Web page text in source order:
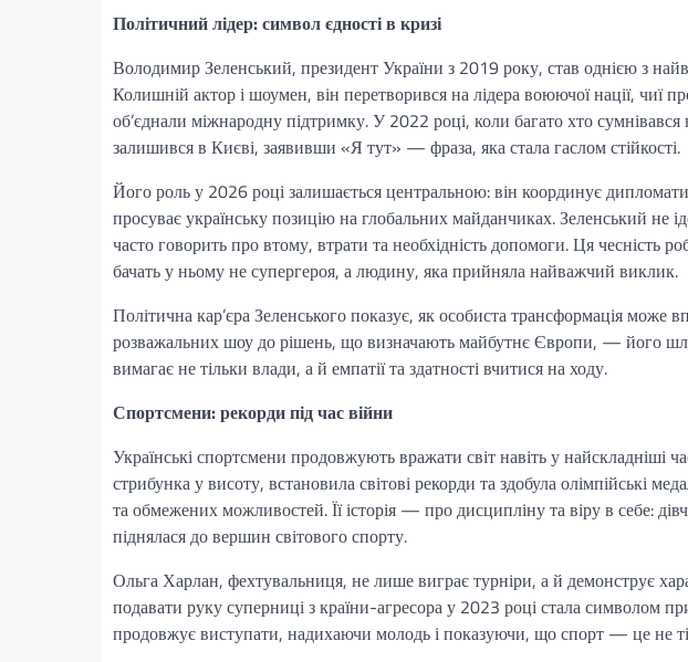
Політичний лідер: символ єдності в кризі
Володимир Зеленський, президент України з 2019 року, став однією з
Колишній актор і шоумен, він перетворився на лідера воюючої нації,
об’єднали міжнародну підтримку. У 2022 році, коли багато хто сумнівався
залишився в Києві, заявивши «Я тут» — фраза, яка стала гаслом стійкості.
Його роль у 2026 році залишається центральною: він координує
просуває українську позицію на глобальних майданчиках. Зеленський не
часто говорить про втому, втрати та необхідність допомоги. Ця чесність
бачать у ньому не супергероя, а людину, яка прийняла найважчий виклик.
Політична кар’єра Зеленського показує, як особиста трансформація може
розважальних шоу до рішень, що визначають майбутнє Європи, — його
вимагає не тільки влади, а й емпатії та здатності вчитися на ходу.
Спортсмени: рекорди під час війни
Українські спортсмени продовжують вражати світ навіть у найскладніші
стрибунка у висоту, встановила світові рекорди та здобула олімпійські
та обмежених можливостей. Її історія — про дисципліну та віру в себе:
піднялася до вершин світового спорту.
Ольга Харлан, фехтувальниця, не лише виграє турніри, а й демонструє
подавати руку суперниці з країни-агресора у 2023 році стала символом
продовжує виступати, надихаючи молодь і показуючи, що спорт — це не